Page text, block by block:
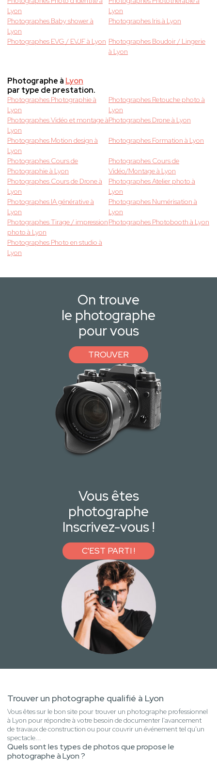
Lyon
Lyon
Photographes Baby shower à
Lyon
Photographes Iris à Lyon
Photographes EVG / EVJF à Lyon Photographes Boudoir / Lingerie
à Lyon
Photographe à Lyon
par type de prestation.
Photographes Photographie à
Lyon
Photographes Retouche photo à
Lyon
Photographes Vidéo et montage à
Lyon
Photographes Drone à Lyon
Photographes Motion design à
Lyon
Photographes Formation à Lyon
Photographes Cours de
Photographie à Lyon
Photographes Cours de
Vidéo/Montage à Lyon
Photographes Cours de Drone à
Lyon
Photographes Atelier photo à
Lyon
Photographes IA générative à
Lyon
Photographes Numérisation à
Lyon
Photographes Tirage / impression
photo à Lyon
Photographes Photobooth à Lyon
Photographes Photo en studio à
Lyon
On trouve
le photographe
pour vous
TROUVER
Vous êtes
photographe
Inscrivez-vous !
C'EST PARTI !
Trouver un photographe qualifié à Lyon
Vous êtes sur le bon site pour trouver un photographe professionnel
à Lyon pour répondre à votre besoin de documenter l'avancement
de travaux de construction ou pour couvrir un événement tel qu'un
spectacle...
Quels sont les types de photos que propose le
photographe à Lyon ?